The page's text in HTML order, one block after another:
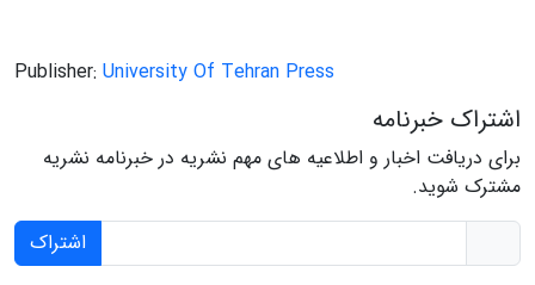
Publisher: University Of Tehran Press
اشتراک خبرنامه
برای دریافت اخبار و اطلاعیه های مهم نشریه در خبرنامه نشریه
مشترک شوید.
اشتراک